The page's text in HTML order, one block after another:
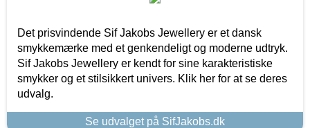
Det prisvindende Sif Jakobs Jewellery er et dansk
smykkemærke med et genkendeligt og moderne udtryk.
Sif Jakobs Jewellery er kendt for sine karakteristiske
smykker og et stilsikkert univers. Klik her for at se deres
udvalg.
Se udvalget på SifJakobs.dk